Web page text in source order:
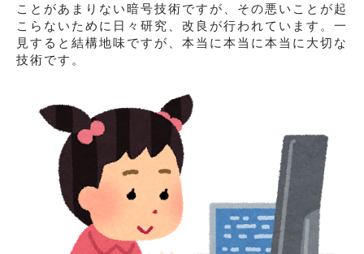
ことがあまりない暗号技術ですが、その悪いことが起
こらないために日々研究、改良が行われています。一
見すると結構地味ですが、本当に本当に本当に大切な
技術です。